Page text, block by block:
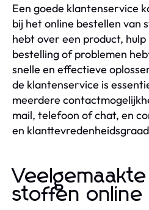
Een goede klantenservice
bij het online bestellen van
hebt over een product,
bestelling of problemen
snelle en effectieve
de klantenservice is
meerdere
mail, telefoon of chat, en
en
stoffen online